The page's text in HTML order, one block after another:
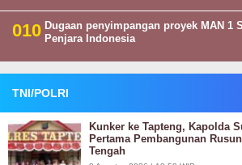
Dugaan penyimpangan proyek MAN 1
Penjara Indonesia
TNI/POLRI
Kunker ke Tapteng, Kapolda
Pertama Pembangunan
Tengah